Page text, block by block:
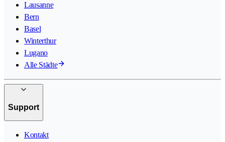
Lausanne
Bern
Basel
Winterthur
Lugano
Alle Städte
Support
Kontakt